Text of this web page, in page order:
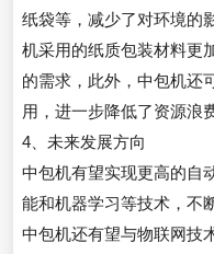
纸袋等，减少了对环境的
机采用的纸质包装材料更
的需求，此外，中包机还
用，进一步降低了资源浪
4、未来发展方向
中包机有望实现更高的自
能和机器学习等技术，不
中包机还有望与物联网技